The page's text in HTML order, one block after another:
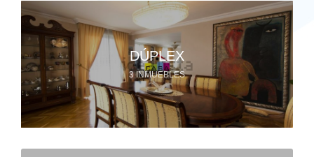
DÚPLEX
3 INMUEBLES